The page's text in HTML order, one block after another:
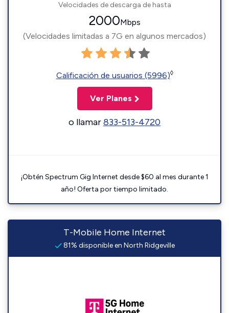
Velocidades de descarga de hasta
2000Mbps
(Velocidades limitadas a 7G en algunos mercados)
Calificación de usuarios (5996)◊
Ver Planes
o llamar833-513-4720
¡Obtén Spectrum Gig Internet desde $60 al mes durante 1
año! Oferta por tiempo limitado.
T-Mobile Home Internet
81% disponible en North Ridgeville